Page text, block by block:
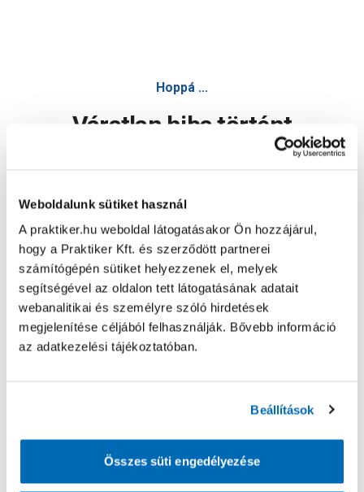
Weboldalunk sütiket használ
A praktiker.hu weboldal látogatásakor Ön hozzájárul,
hogy a Praktiker Kft. és szerződött partnerei
számítógépén sütiket helyezzenek el, melyek
segítségével az oldalon tett látogatásának adatait
webanalitikai és személyre szóló hirdetések
megjelenítése céljából felhasználják. Bővebb információ
az adatkezelési tájékoztatóban.
Beállítások
Összes süti engedélyezése
Hoppá ...
Váratlan hiba történt
Oldal újratöltése